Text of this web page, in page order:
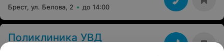
Брест, ул. Белова, 2 до 14:00
Поликлиника УВД